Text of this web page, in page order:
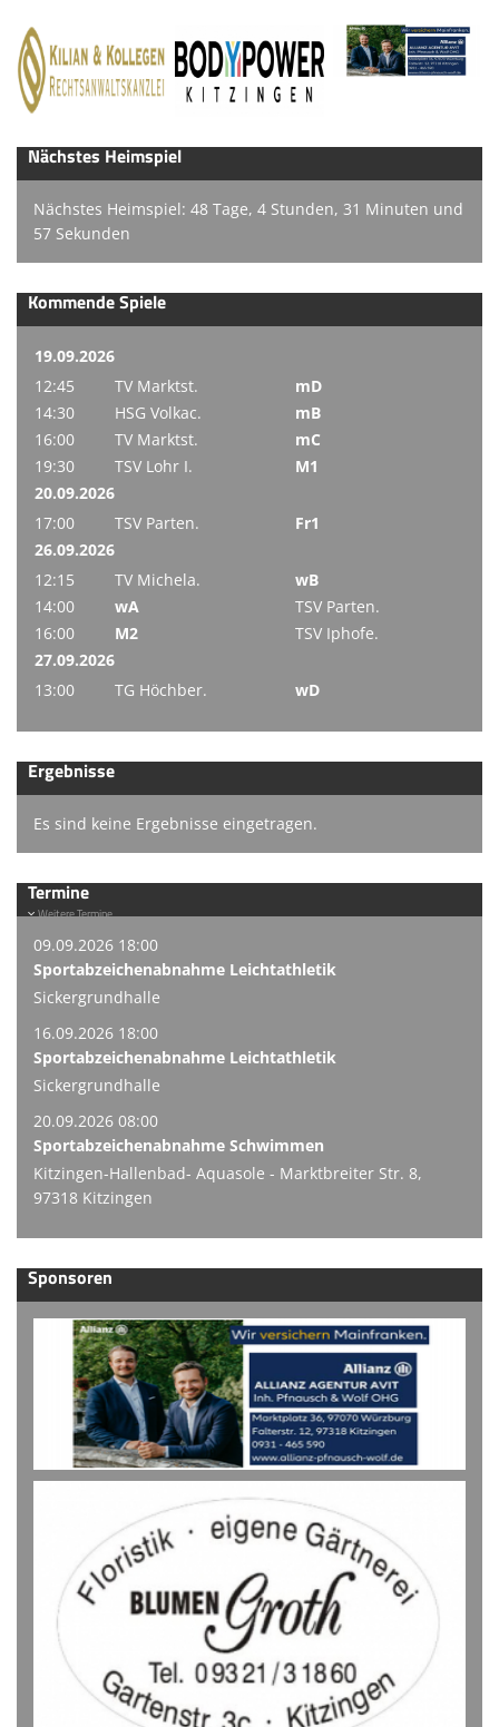
Nächstes Heimspiel
Nächstes Heimspiel: 48 Tage, 4 Stunden, 31 Minuten und
57 Sekunden
Kommende Spiele
19.09.2026
12:45
TV Marktst.
mD
14:30
HSG Volkac.
mB
16:00
TV Marktst.
mC
19:30
TSV Lohr I.
M1
20.09.2026
17:00
TSV Parten.
Fr1
26.09.2026
12:15
TV Michela.
wB
14:00
wA
TSV Parten.
16:00
M2
TSV Iphofe.
27.09.2026
13:00
TG Höchber. wD
Ergebnisse
Es sind keine Ergebnisse eingetragen.
Termine
Weitere Termine
09.09.2026 18:00
Sportabzeichenabnahme Leichtathletik
Sickergrundhalle
16.09.2026 18:00
Sportabzeichenabnahme Leichtathletik
Sickergrundhalle
20.09.2026 08:00
Sportabzeichenabnahme Schwimmen
Kitzingen-Hallenbad- Aquasole - Marktbreiter Str. 8,
97318 Kitzingen
Sponsoren